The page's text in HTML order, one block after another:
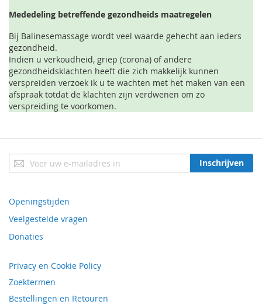
Mededeling betreffende gezondheids maatregelen
Bij Balinesemassage wordt veel waarde gehecht aan ieders
gezondheid.
Indien u verkoudheid, griep (corona) of andere
gezondheidsklachten heeft die zich makkelijk kunnen
verspreiden verzoek ik u te wachten met het maken van een
afspraak totdat de klachten zijn verdwenen om zo
verspreiding te voorkomen.
Abonneer
u
nieuwsbrief
Inschrijven
Openingstijden
Veelgestelde vragen
Donaties
Privacy en Cookie Policy
Zoektermen
Bestellingen en Retouren